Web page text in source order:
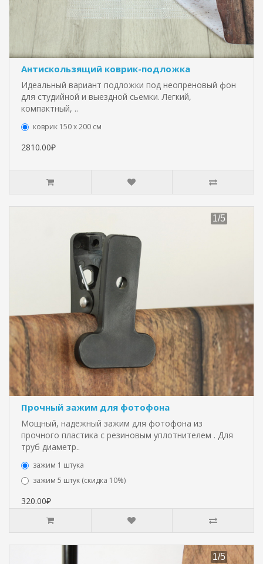
Антискользящий коврик-подложка
Идеальный вариант подложки под неопреновый фон
для студийной и выездной сьемки. Легкий,
компактный, ..
коврик 150 х 200 см
2810.00₽
Прочный зажим для фотофона
Мощный, надежный зажим для фотофона из
прочного пластика с резиновым уплотнителем . Для
труб диаметр..
зажим 1 штука
зажим 5 штук (скидка 10%)
320.00₽